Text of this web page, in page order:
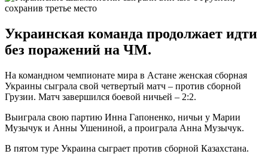
Украинская команда продолжает идти
без поражений на ЧМ.
На командном чемпионате мира в Астане женская сборная
Украины сыграла свой четвертый матч – против сборной
Грузии. Матч завершился боевой ничьей – 2:2.
Выиграла свою партию Инна Гапоненко, ничьи у Марии
Музычук и Анны Ушениной, а проиграла Анна Музычук.
В пятом туре Украина сыграет против сборной Казахстана.